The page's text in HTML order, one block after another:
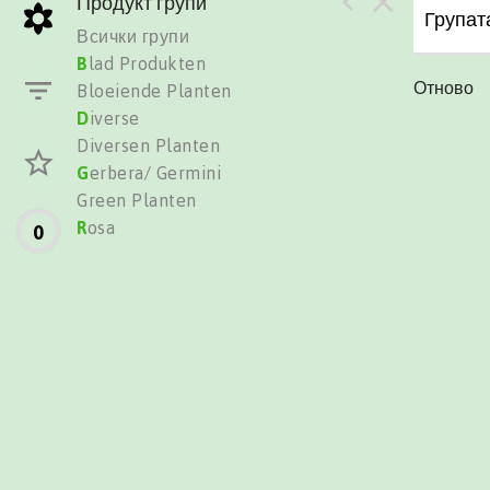
0
Всички групи
Blad Produkten
Bloeiende Planten
Diverse
Diversen Planten
Gerbera/ Germini
Green Planten
Rosa
Отново